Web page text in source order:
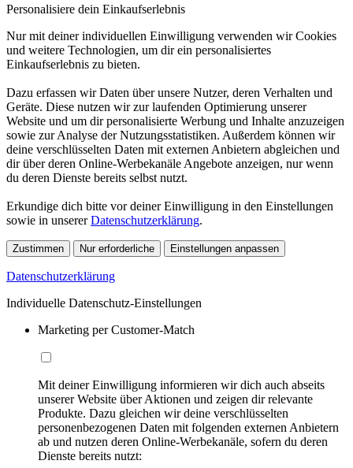
Personalisiere dein Einkaufserlebnis
Nur mit deiner individuellen Einwilligung verwenden wir Cookies
und weitere Technologien, um dir ein personalisiertes
Einkaufserlebnis zu bieten.
Dazu erfassen wir Daten über unsere Nutzer, deren Verhalten und
Geräte. Diese nutzen wir zur laufenden Optimierung unserer
Website und um dir personalisierte Werbung und Inhalte anzuzeigen
sowie zur Analyse der Nutzungsstatistiken. Außerdem können wir
deine verschlüsselten Daten mit externen Anbietern abgleichen und
dir über deren Online-Werbekanäle Angebote anzeigen, nur wenn
du deren Dienste bereits selbst nutzt.
Erkundige dich bitte vor deiner Einwilligung in den Einstellungen
sowie in unsererDatenschutzerklärung.
Zustimmen Nur erforderliche Einstellungen anpassen
Datenschutzerklärung
Individuelle Datenschutz-Einstellungen
Marketing per Customer-Match
Mit deiner Einwilligung informieren wir dich auch abseits
unserer Website über Aktionen und zeigen dir relevante
Produkte. Dazu gleichen wir deine verschlüsselten
personenbezogenen Daten mit folgenden externen Anbietern
ab und nutzen deren Online-Werbekanäle, sofern du deren
Dienste bereits nutzt: